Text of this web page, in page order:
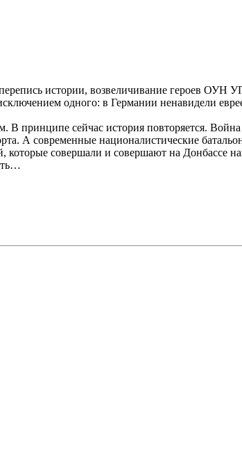
истории, возвеличивание героев ОУН
одного: в Германии ненавидели
принципе сейчас история повторяется. Война
А современные националистические
которые совершали и совершают на Донбассе